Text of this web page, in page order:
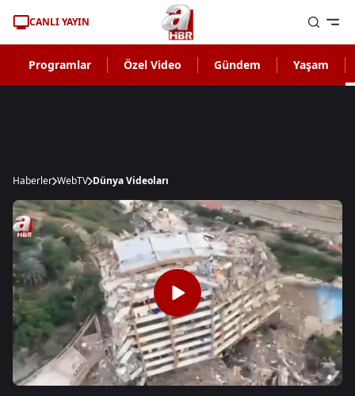
CANLI YAYIN
Programlar Özel Video Gündem Yaşam
Haberler WebTV Dünya Videoları